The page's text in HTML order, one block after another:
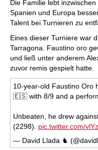
Die Familie lebt
Spanien und Europa
Talent bei Turnieren zu
Eines dieser Turniere war
Tarragona. Faustino oro
und ließ unter anderem
zuvor remis gespielt hatte.
10-year-old Faustino Oro
🇪🇸 with 8/9 and a
Unbeaten, he drew
(2298). pic.twitter.com/
— David Llada ♞